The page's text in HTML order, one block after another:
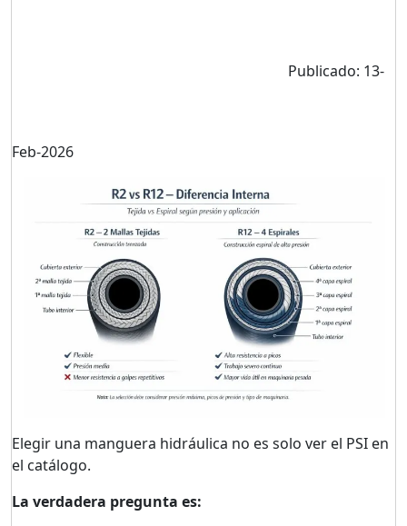
Publicado: 13-
Feb-2026
Elegir una manguera hidráulica no es solo ver el PSI en
el catálogo.
La verdadera pregunta es: